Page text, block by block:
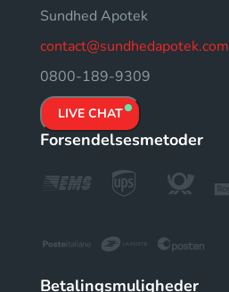
Sundhed Apotek
contact@sundhedapotek.com
0800-189-9309
LIVE CHAT
Forsendelsesmetoder
Betalingsmuligheder